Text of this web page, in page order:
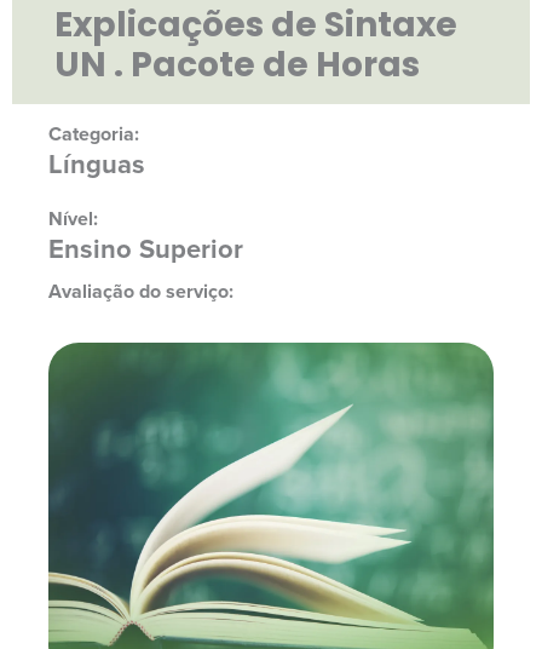
Explicações de Sintaxe
UN . Pacote de Horas
Categoria:
Línguas
Nível:
Ensino Superior
Avaliação do serviço: